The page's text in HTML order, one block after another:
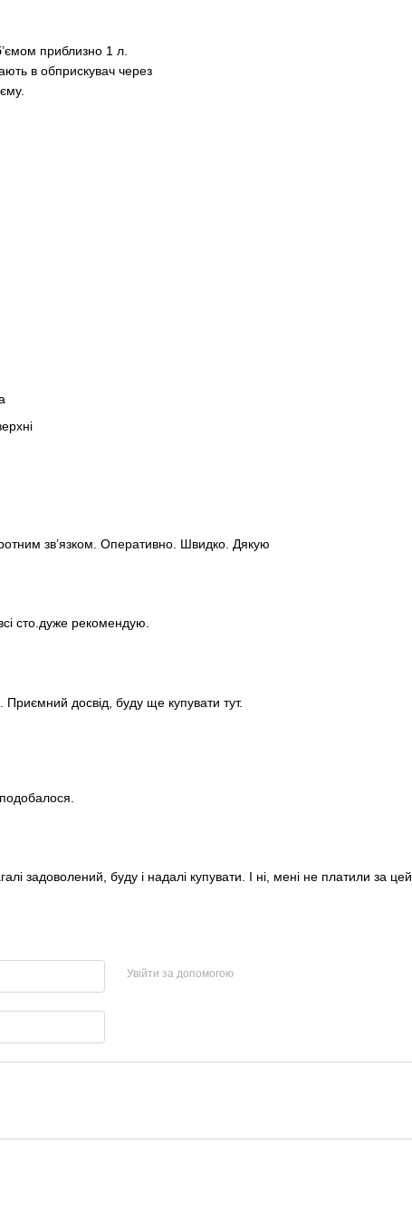
приблизно 1 л.
в обприскувач через
зв’язком. Оперативно. Швидко. Дякую
сто.дуже рекомендую.
досвід, буду ще купувати тут.
задоволений, буду і надалі купувати. І ні, мені не платили за
Увійти за допомогою